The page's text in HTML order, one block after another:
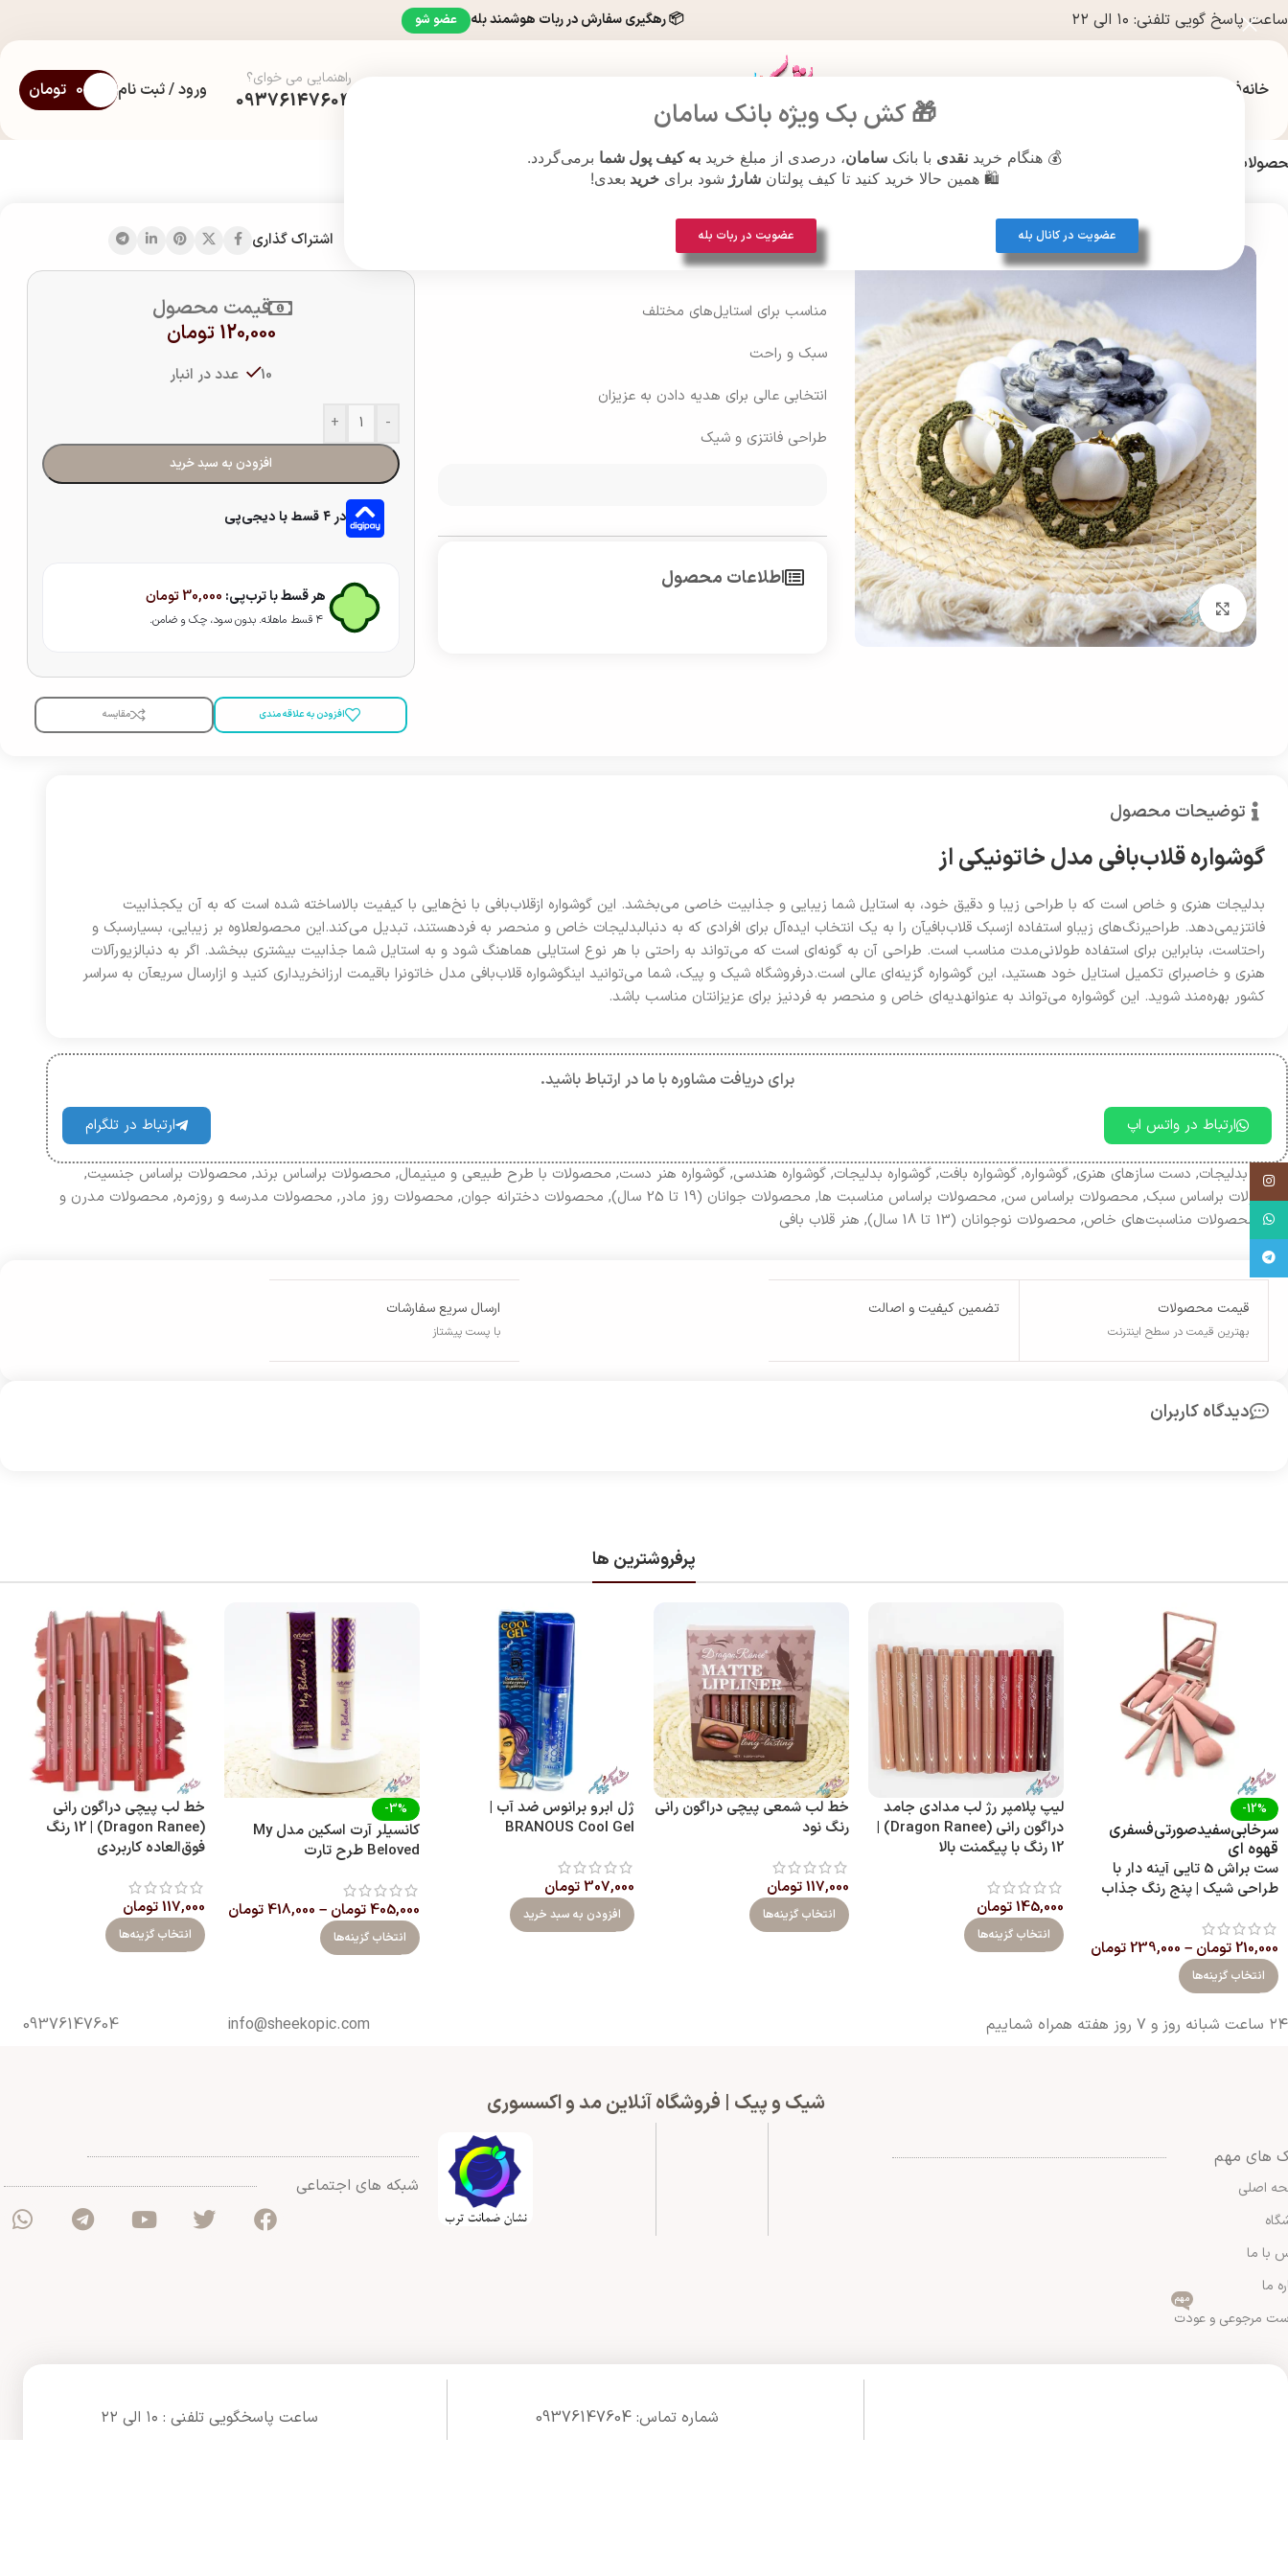
🎁 کش بک ویژه بانک سامان
💰 هنگام خرید نقدی با بانک سامان، درصدی از مبلغ خرید به کیف پول شما برمی‌گردد.
🛍️ همین حالا خرید کنید تا کیف پولتانشارژ شود برایخرید بعدی!
عضویت در کانال بله عضویت در ربات بله
ساعت پاسخ گویی تلفنی: ۱۰ الی ۲۲ 📦 رهگیری سفارش در ربات هوشمند بله عضو شو
خانهفروشگاه
راهنمایی می خوای؟
09376147604 ورود / ثبت نام 0 تومان
آرایشی و بهداشتی عطر و ادکلن نقره جاتبدلیجات پیرسینگساعت مچی هنر قلاب بافی
گوشواره بافت/گوشواره قلاب بافی مدل خاتون
بزرگنمایی تصویر
گوشواره قلاب بافی مدل خاتون
مناسب برای استایل‌های مختلف
سبک و راحت
انتخابی عالی برای هدیه دادن به عزیزان
طراحی فانتزی و شیک
اطلاعات محصول
اشتراک گذاری
قیمت محصول
120,000 تومان
10 عدد در انبار
-
+
افزودن به سبد خرید
در ۴ قسط با دیجی‌پی
هر قسط با ترب‌پی: 30,000تومان
۴ قسط ماهانه. بدون سود، چک و ضامن.
افزودن به علاقه مندی مقایسه
توضیحات محصول
گوشواره قلاب‌بافی مدل خاتونیکی از
بدلیجات هنری و خاص است که با طراحی زیبا و دقیق خود، به استایل شما زیبایی و جذابیت خاصی می‌بخشد. این گوشواره ازقلاب‌بافی با نخ‌هایی با کیفیت بالاساخته شده است که به آن یکجذابیت
فانتزیمی‌دهد. طراحیرنگ‌های زیباو استفاده ازسبک قلاب‌بافیآن را به یک انتخاب ایده‌آل برای افرادی که به دنبالبدلیجات خاص و منحصر به فردهستند، تبدیل می‌کند.این محصولعلاوه بر زیبایی، بسیارسبک و
راحتاست، بنابراین برای استفاده طولانی‌مدت مناسب است. طراحی آن به گونه‌ای است که می‌تواند به راحتی با هر نوع استایلی هماهنگ شود و به استایل شما جذابیت بیشتری ببخشد. اگر به دنبالزیورآلات
هنری و خاصبرای تکمیل استایل خود هستید، این گوشواره گزینه‌ای عالی است.درفروشگاه شیک و پیک، شما می‌توانید اینگوشواره قلاب‌بافی مدل خاتونرا باقیمت ارزانخریداری کنید و ازارسال سریعآن به سراسر
کشور بهره‌مند شوید. این گوشواره می‌تواند به عنوانهدیه‌ای خاص و منحصر به فردنیز برای عزیزانتان مناسب باشد.
برای دریافت مشاوره با ما در ارتباط باشید.
ارتباط در واتس اپ ارتباط در تلگرام
دسته: بدلیجات, دست سازهای هنری, گوشواره‌, گوشواره بافت, گوشواره بدلیجات, گوشواره هندسی, گوشواره هنر دست, محصولات با طرح طبیعی و مینیمال, محصولات براساس برند, محصولات براساس جنسیت,
محصولات بر‌اساس سبک, محصولات براساس سن, محصولات براساس مناسبت ها, محصولات جوانان (19 تا 25 سال) , محصولات دخترانه جوان, محصولات روز مادر, محصولات مدرسه و روزمره, محصولات مدرن و
ترند, محصولات مناسبت‌های خاص, محصولات نوجوانان (13 تا 18 سال) , هنر قلاب بافی
قیمت محصولات
بهترین قیمت در سطح اینترنت
تضمین کیفیت و اصالت ارسال سریع سفارشات
با پست پیشتاز
دیدگاه کاربران
پرفروشترین ها
-12%
سرخابیسفیدصورتیفسفری
قهوه ای
ست براش 5 تایی آینه‌ دار با
طراحی شیک | پنج رنگ جذاب
210,000تومان –
239,000تومان
انتخاب گزینه‌ها
لیپ پلامپر رژ لب مدادی جامد
دراگون رانی (Dragon Ranee) |
12 رنگ با پیگمنت بالا
145,000تومان
انتخاب گزینه‌ها
خط لب شمعی پیچی دراگون رانی
رنگ نود
117,000تومان
انتخاب گزینه‌ها
ژل ابرو برانوس ضد آب |
BRANOUS Cool Gel
307,000تومان
افزودن به سبد خرید
-3%
کانسیلر آرت اسکین مدل My
Beloved طرح تارت
405,000تومان –
418,000تومان
انتخاب گزینه‌ها
خط لب پیچی دراگون رانی
(Dragon Ranee) | 12 رنگ
فوق‌العاده کاربردی
117,000تومان
انتخاب گزینه‌ها
۲۴ ساعت شبانه روز و ۷ روز هفته همراه شماییم info@sheekopic.com
09376147604
های مهم
اصلی
با ما
ما
مرجوعی و عودت
مهم
شیک و پیک | فروشگاه آنلاین مد و اکسسوری
شبکه های اجتماعی
شماره تماس: 09376147604 ساعت پاسخگویی تلفنی : ۱۰ الی ۲۲
اینستاگرام
واتساپ